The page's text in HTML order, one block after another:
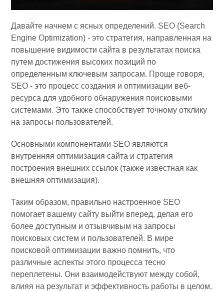
Давайте начнем с ясных определений. SEO (Search
Engine Optimization) - это стратегия, направленная на
повышение видимости сайта в результатах поиска
путем достижения высоких позиций по
определенным ключевым запросам. Проще говоря,
SEO - это процесс создания и оптимизации веб-
ресурса для удобного обнаружения поисковыми
системами. Это также способствует точному отклику
на запросы пользователей.
Основными компонентами SEO являются
внутренняя оптимизация сайта и стратегия
построения внешних ссылок (также известная как
внешняя оптимизация).
Таким образом, правильно настроенное SEO
помогает вашему сайту выйти вперед, делая его
более доступным и отзывчивым на запросы
поисковых систем и пользователей. В мире
поисковой оптимизации важно помнить, что
различные аспекты этого процесса тесно
переплетены. Они взаимодействуют между собой,
влияя на результат и эффективность работы в целом.